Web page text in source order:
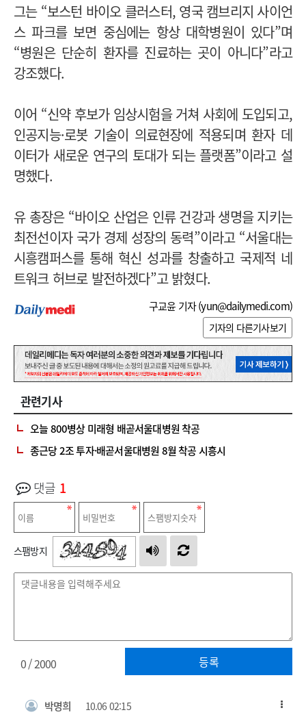
그는 “보스턴 바이오 클러스터, 영국 캠브리지 사이언
스 파크를 보면 중심에는 항상 대학병원이 있다”며
“병원은 단순히 환자를 진료하는 곳이 아니다”라고
강조했다.
이어 “신약 후보가 임상시험을 거쳐 사회에 도입되고,
인공지능·로봇 기술이 의료현장에 적용되며 환자 데
이터가 새로운 연구의 토대가 되는 플랫폼”이라고 설
명했다.
유 총장은 “바이오 산업은 인류 건강과 생명을 지키는
최전선이자 국가 경제 성장의 동력”이라고 “서울대는
시흥캠퍼스를 통해 혁신 성과를 창출하고 국제적 네
트워크 허브로 발전하겠다”고 밝혔다.
구교윤 기자 (yun@dailymedi.com)
기자의 다른기사보기
관련기사
오늘 800병상 미래형 배곧서울대병원 착공
종근당 2조 투자·배곧서울대병원 8월 착공 시흥시
댓글 1
스팸방지
등록
0/ 2000
박명희 10.06 02:15